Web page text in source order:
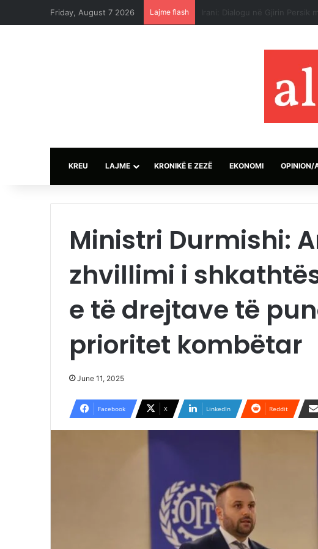
Friday, August 7 2026 Lajme flash Sulmet e ushtrisë izraelite
KREU LAJME KRONIKË E ZEZË EKONOMI OPINION/
Ministri Durmishi:
zhvillimi i
e të drejtave të
prioritet kombëtar
June 11, 2025
Facebook X LinkedIn Reddit